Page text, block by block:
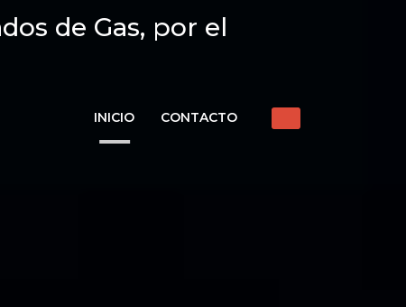
de Gas, por el
INICIO CONTACTO